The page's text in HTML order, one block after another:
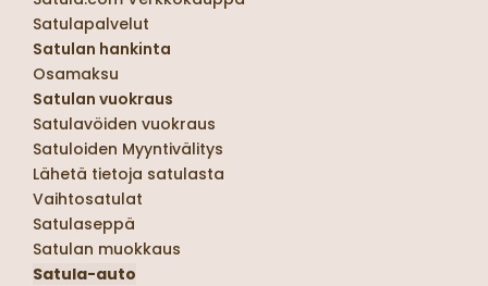
Satulapalvelut
Satulan hankinta
Osamaksu
Satulan vuokraus
Satulavöiden vuokraus
Satuloiden Myyntivälitys
Lähetä tietoja satulasta
Vaihtosatulat
Satulaseppä
Satulan muokkaus
Satula-auto